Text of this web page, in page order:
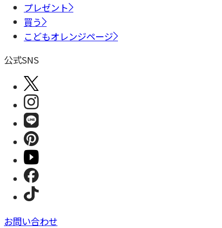
プレゼント
買う
こどもオレンジページ
公式SNS
お問い合わせ